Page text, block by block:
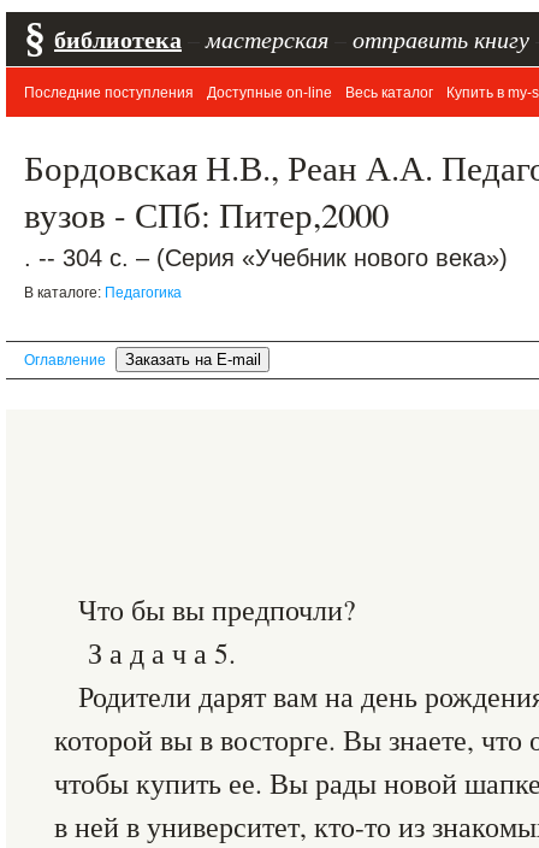
§ библиотека мастерская отправить книгу
Последние поступления Доступные on-line Весь каталог Купить в my-
Бордовская Н.В., Реан А.А.
вузов - СПб: Питер,2000
. -- 304 с. – (Серия «Учебник нового века»)
В каталоге: Педагогика
Оглавление
Что бы вы предпочли?
З а д а ч а 5.
Родители дарят вам на день
которой вы в восторге. Вы знаете, что
чтобы купить ее. Вы рады новой
в ней в университет, кто-то из